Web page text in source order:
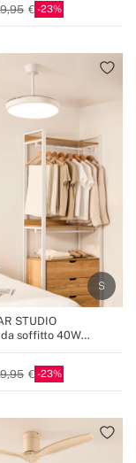
23
STUDIO
soffitto 40W
23